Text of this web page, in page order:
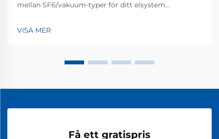
mellan SF6/vakuum-typer för ditt elsystem
strömmen vid fel och skyddar både...
VISA MER
Få ett gratispris